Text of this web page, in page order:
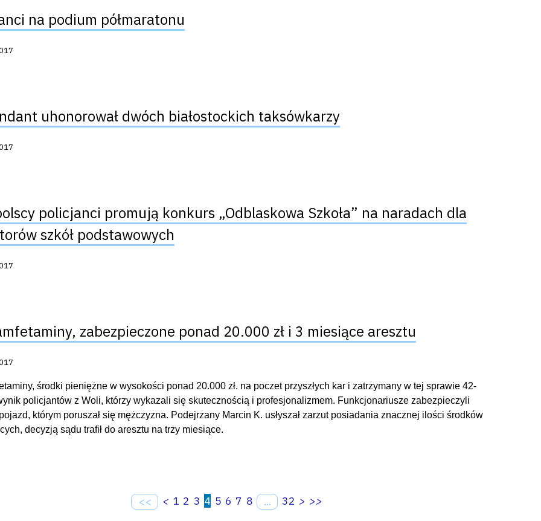
na podium półmaratonu
uhonorował dwóch białostockich taksówkarzy
policjanci promują konkurs „Odblaskowa Szkoła” na naradach dla
szkół podstawowych
zabezpieczone ponad 20.000 zł i 3 miesiące aresztu
środki pieniężne w wysokości ponad 20.000 zł. na poczet przyszłych kar i zatrzymany w tej sprawie 42-
policjantów z Woli, którzy wykazali się skutecznością i profesjonalizmem. Funkcjonariusze zabezpieczyli
którym poruszał się mężczyzna. Podejrzany Marcin K. usłyszał zarzut posiadania znacznej ilości środków
decyzją sądu trafił do aresztu na trzy miesiące.
<< < 1 2 3 4 5 6 7 8 ... 32 > >>